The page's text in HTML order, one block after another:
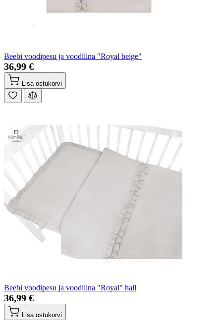
Beebi voodipesu ja voodilina "Royal beige"
36,99 €
Lisa ostukorvi
Beebi voodipesu ja voodilina "Royal" hall
36,99 €
Lisa ostukorvi